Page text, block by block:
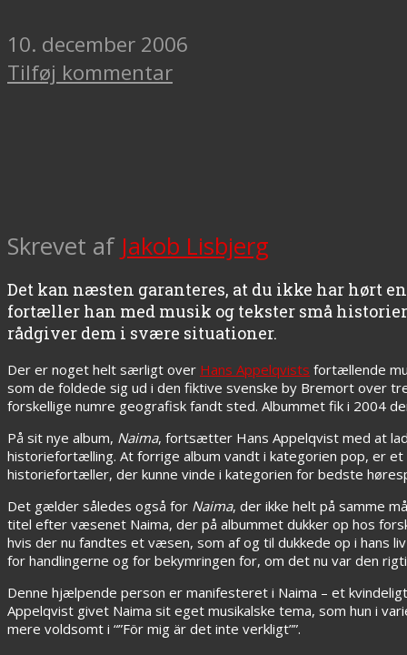
10. december 2006
Tilføj kommentar
Skrevet af Jakob Lisbjerg
Det kan næsten garanteres, at du ikke har hørt
fortæller han med musik og tekster små
rådgiver dem i svære situationer.
Der er noget helt særligt over Hans Appelqvists fortællende
som de foldede sig ud i den fiktive svenske by Bremort over
forskellige numre geografisk fandt sted. Albummet fik i 2004
På sit nye album, Naima, fortsætter Hans Appelqvist med at
historiefortælling. At forrige album vandt i kategorien pop, er
historiefortæller, der kunne vinde i kategorien for bedste
Det gælder således også for Naima, der ikke helt på samme
titel efter væsenet Naima, der på albummet dukker op hos
hvis der nu fandtes et væsen, som af og til dukkede op i hans
for handlingerne og for bekymringen for, om det nu var den
Denne hjælpende person er manifesteret i Naima – et
Appelqvist givet Naima sit eget musikalske tema, som hun i
mere voldsomt i “”För mig är det inte verkligt””.